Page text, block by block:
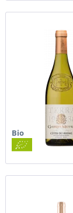
Bio